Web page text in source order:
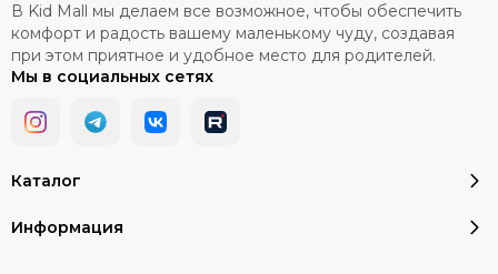
Каталог
Информация
В Kid Mall мы делаем все возможное, чтобы обеспечить
комфорт и радость вашему маленькому чуду, создавая
при этом приятное и удобное место для родителей.
Мы в социальных сетях